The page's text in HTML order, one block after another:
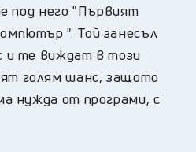
под него "Първият
". Той занесъл
и те виждат в този
голям шанс, защото
нужда от програми, с